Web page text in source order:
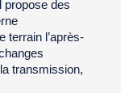
propose des
terrain l’après-
transmission,